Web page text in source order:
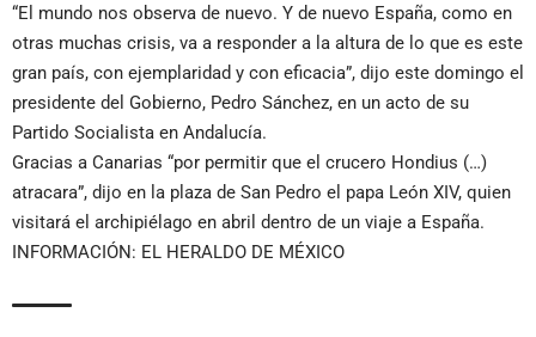
“El mundo nos observa de nuevo. Y de nuevo España, como en
otras muchas crisis, va a responder a la altura de lo que es este
gran país, con ejemplaridad y con eficacia”, dijo este domingo el
presidente del Gobierno, Pedro Sánchez, en un acto de su
Partido Socialista en Andalucía.
Gracias a Canarias “por permitir que el crucero Hondius (…)
atracara”, dijo en la plaza de San Pedro el papa León XIV, quien
visitará el archipiélago en abril dentro de un viaje a España.
INFORMACIÓN: EL HERALDO DE MÉXICO